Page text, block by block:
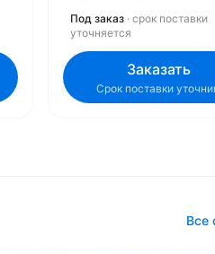
Под заказ · срок поставки
уточняется
Заказать
Срок поставки
Все